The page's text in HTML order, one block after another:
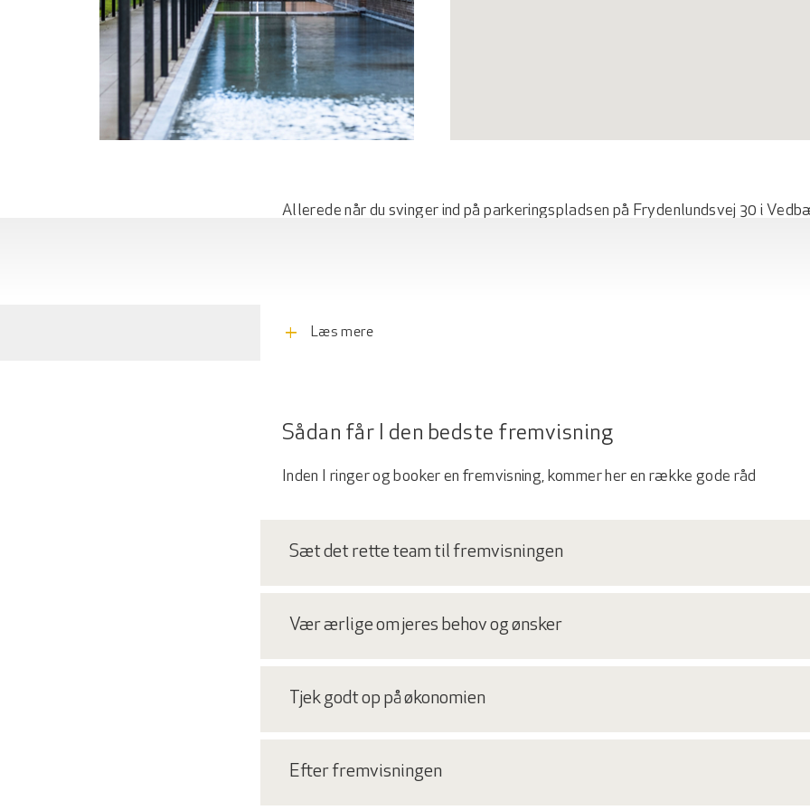
Allerede når du svinger ind på parkeringspladsen på Frydenlundsvej 30 i
add Læs mere
Sådan får I den bedste fremvisning
Inden I ringer og booker en fremvisning, kommer her en række gode råd
Sæt det rette team til fremvisningen
Vær ærlige om jeres behov og ønsker
Tjek godt op på økonomien
Efter fremvisningen